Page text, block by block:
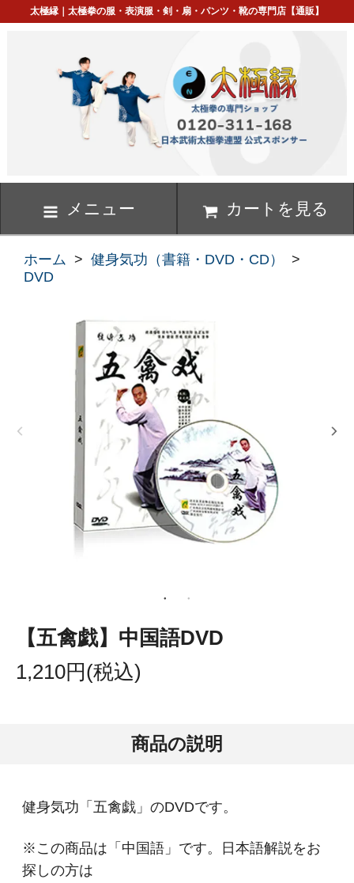
太極縁｜太極拳の服・表演服・剣・扇・パンツ・靴の専門店【通販】
メニュー カートを見る
ホーム > 健身気功（書籍・DVD・CD）
>
DVD
【五禽戯】中国語DVD
1,210円(税込)
商品の説明
健身気功「五禽戯」のDVDです。
※この商品は「中国語」です。日本語解説をお
探しの方は